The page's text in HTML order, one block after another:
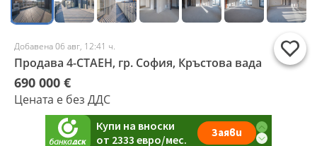
Добавена 06 авг, 12:41 ч.
Продава 4-СТАЕН, гр. София, Кръстова вада
690 000 €
Цената е без ДДС